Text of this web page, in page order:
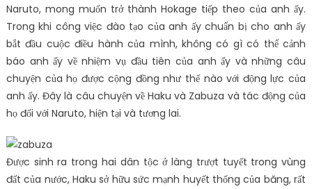
Naruto, mong muốn trở thành Hokage tiếp theo của anh ấy.
Trong khi công việc đào tạo của anh ấy chuẩn bị cho anh ấy
bắt đầu cuộc điều hành của mình, không có gì có thể cảnh
báo anh ấy về nhiệm vụ đầu tiên của anh ấy và những câu
chuyện của họ được cộng đồng như thế nào với động lực của
anh ấy. Đây là câu chuyện về Haku và Zabuza và tác động của
họ đối với Naruto, hiện tại và tương lai.
Được sinh ra trong hai dân tộc ở làng trượt tuyết trong vùng
đất của nước, Haku sở hữu sức mạnh huyết thống của băng, rất